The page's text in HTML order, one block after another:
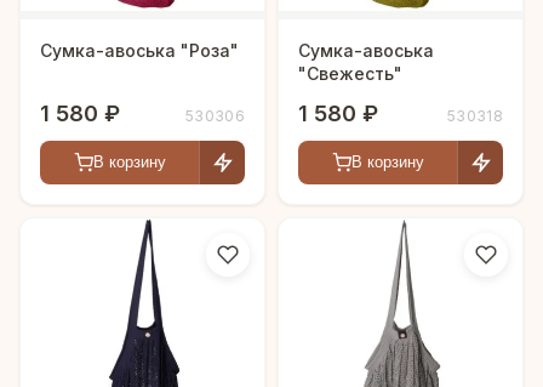
Сумка-авоська "Роза"
1 580 ₽ 530306
В корзину
Сумка-авоська
"Свежесть"
1 580 ₽ 530318
В корзину